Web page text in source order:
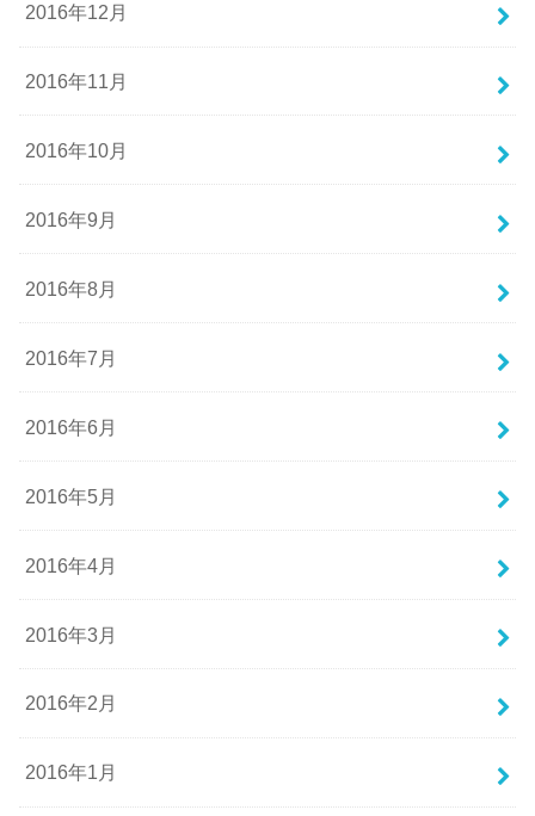
2016年12月
2016年11月
2016年10月
2016年9月
2016年8月
2016年7月
2016年6月
2016年5月
2016年4月
2016年3月
2016年2月
2016年1月